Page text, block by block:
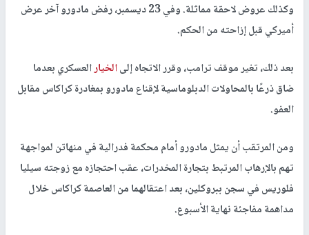
وكذلك عروض لاحقة مماثلة. وفي 23 ديسمبر، رفض مادورو آخر عرض
أميركي قبل إزاحته من الحكم.
بعد ذلك، تغير موقف ترامب، وقرر الاتجاه إلىالخيارالعسكري بعدما
ضاق ذرعًا بالمحاولات الدبلوماسية لإقناع مادورو بمغادرة كراكاس مقابل
العفو.
ومن المرتقب أن يمثل مادورو أمام محكمة فدرالية في منهاتن لمواجهة
تهم بالإرهاب المرتبط بتجارة المخدرات، عقب احتجازه مع زوجته سيليا
فلوريس في سجن ببروكلين، بعد اعتقالهما من العاصمة كراكاس خلال
مداهمة مفاجئة نهاية الأسبوع.